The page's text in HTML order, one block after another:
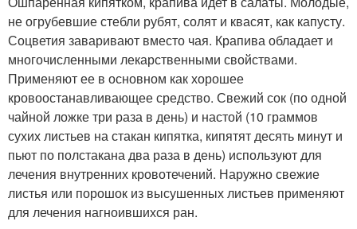
не огрубевшие стебли рубят, солят и квасят, как капусту.
Соцветия заваривают вместо чая. Крапива обладает и
многочисленными лекарственными свойствами.
Применяют ее в основном как хорошее
кровоостанавливающее средство. Свежий сок (по одной
чайной ложке три раза в день) и настой (10 граммов
сухих листьев на стакан кипятка, кипятят десять минут и
пьют по полстакана два раза в день) используют для
лечения внутренних кровотечений. Наружно свежие
листья или порошок из высушенных листьев применяют
для лечения нагноившихся ран.